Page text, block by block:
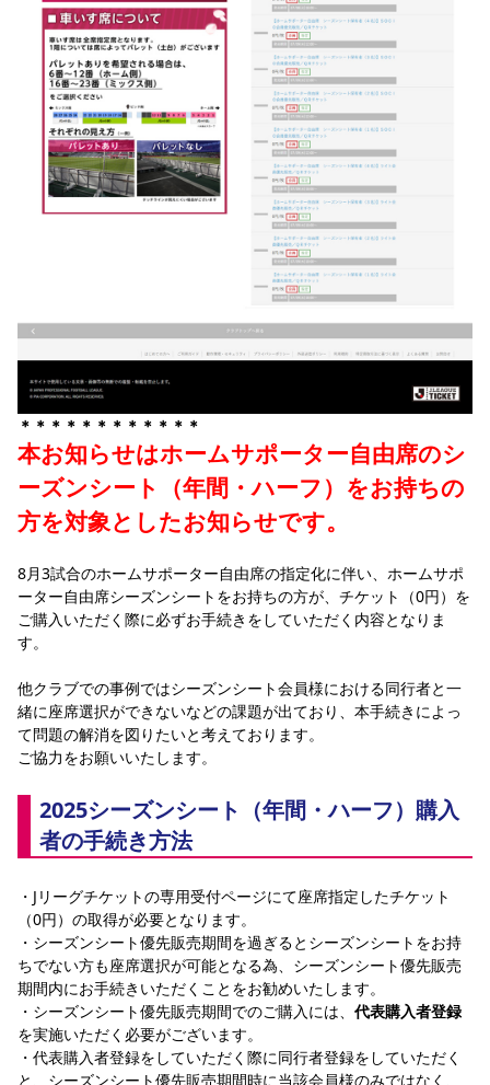
＊＊＊＊＊＊＊＊＊＊＊＊
本お知らせはホームサポーター自由席のシ
ーズンシート（年間・ハーフ）をお持ちの
方を対象としたお知らせです。
8月3試合のホームサポーター自由席の指定化に伴い、ホームサポ
ーター自由席シーズンシートをお持ちの方が、チケット（0円）を
ご購入いただく際に必ずお手続きをしていただく内容となりま
す。
他クラブでの事例ではシーズンシート会員様における同行者と一
緒に座席選択ができないなどの課題が出ており、本手続きによっ
て問題の解消を図りたいと考えております。
ご協力をお願いいたします。
2025シーズンシート（年間・ハーフ）購入
者の手続き方法
・Jリーグチケットの専用受付ページにて座席指定したチケット
（0円）の取得が必要となります。
・シーズンシート優先販売期間を過ぎるとシーズンシートをお持
ちでない方も座席選択が可能となる為、シーズンシート優先販売
期間内にお手続きいただくことをお勧めいたします。
・シーズンシート優先販売期間でのご購入には、 代表購入者登録
を実施いただく必要がございます。
・代表購入者登録をしていただく際に同行者登録をしていただく
と、シーズンシート優先販売期間時に当該会員様のみではなく、